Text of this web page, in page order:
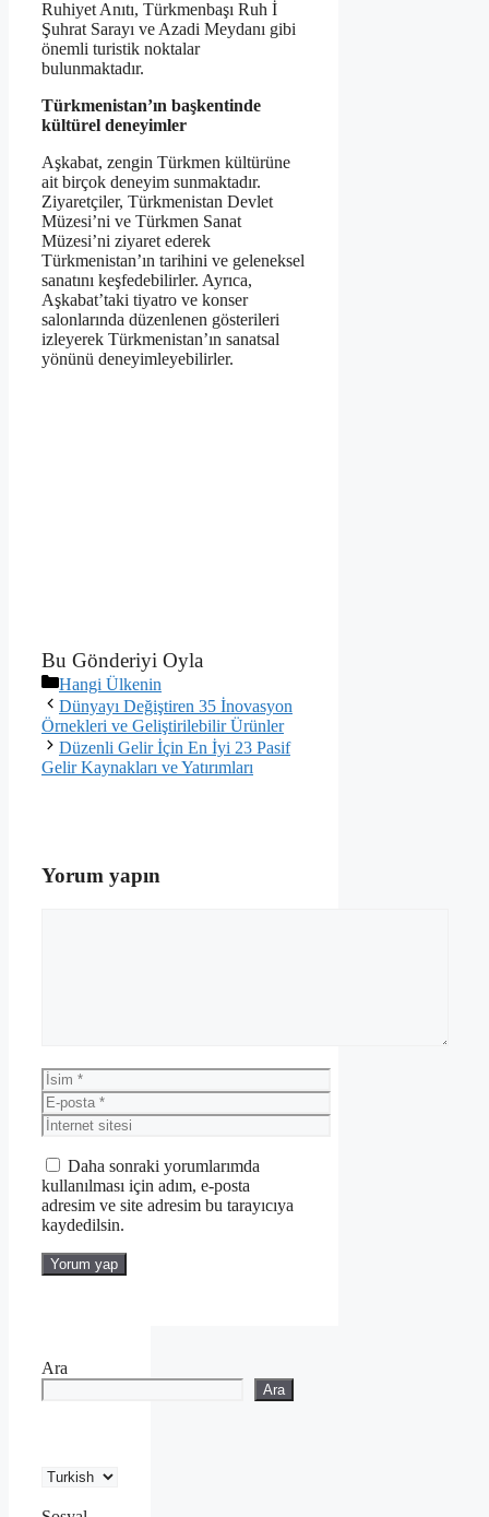
Ruhiyet Anıtı, Türkmenbaşı Ruh İ
Şuhrat Sarayı ve Azadi Meydanı gibi
önemli turistik noktalar
bulunmaktadır.
Türkmenistan’ın başkentinde
kültürel deneyimler
Aşkabat, zengin Türkmen kültürüne
ait birçok deneyim sunmaktadır.
Ziyaretçiler, Türkmenistan Devlet
Müzesi’ni ve Türkmen Sanat
Müzesi’ni ziyaret ederek
Türkmenistan’ın tarihini ve geleneksel
sanatını keşfedebilirler. Ayrıca,
Aşkabat’taki tiyatro ve konser
salonlarında düzenlenen gösterileri
izleyerek Türkmenistan’ın sanatsal
yönünü deneyimleyebilirler.
Bu Gönderiyi Oyla
Kategoriler
Hangi Ülkenin
Dünyayı Değiştiren 35 İnovasyon
Örnekleri ve Geliştirilebilir Ürünler
Düzenli Gelir İçin En İyi 23 Pasif
Gelir Kaynakları ve Yatırımları
Yorum yapın
İsim
E-
posta
İnternet
sitesi
Daha sonraki yorumlarımda
kullanılması için adım, e-posta
adresim ve site adresim bu tarayıcıya
kaydedilsin.
Ara
Ara